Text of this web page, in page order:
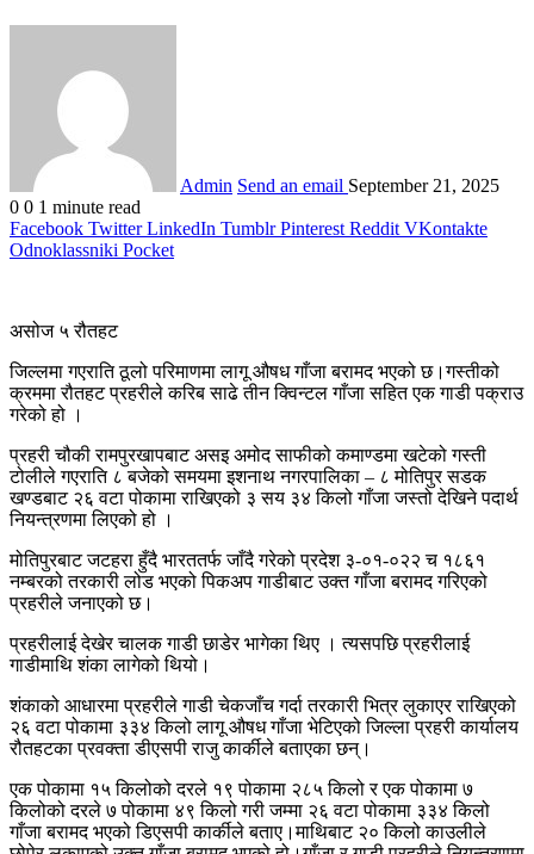
Admin Send an email September 21, 2025
0 0 1 minute read
Facebook Twitter LinkedIn Tumblr Pinterest Reddit VKontakte
Odnoklassniki Pocket
असोज ५ रौतहट
जिल्लमा गएराति ठूलो परिमाणमा लागू औषध गाँजा बरामद भएको छ।गस्तीको
क्रममा रौतहट प्रहरीले करिब साढे तीन क्विन्टल गाँजा सहित एक गाडी पक्राउ
गरेको हो ।
प्रहरी चौकी रामपुरखापबाट असइ अमोद साफीको कमाण्डमा खटेको गस्ती
टोलीले गएराति ८ बजेको समयमा इशनाथ नगरपालिका – ८ मोतिपुर सडक
खण्डबाट २६ वटा पोकामा राखिएको ३ सय ३४ किलो गाँजा जस्तो देखिने पदार्थ
नियन्त्रणमा लिएको हो ।
मोतिपुरबाट जटहरा हुँदै भारततर्फ जाँदै गरेको प्रदेश ३-०१-०२२ च १८६१
नम्बरको तरकारी लोड भएको पिकअप गाडीबाट उक्त गाँजा बरामद गरिएको
प्रहरीले जनाएको छ।
प्रहरीलाई देखेर चालक गाडी छाडेर भागेका थिए । त्यसपछि प्रहरीलाई
गाडीमाथि शंका लागेको थियो।
शंकाको आधारमा प्रहरीले गाडी चेकजाँच गर्दा तरकारी भित्र लुकाएर राखिएको
२६ वटा पोकामा ३३४ किलो लागू औषध गाँजा भेटिएको जिल्ला प्रहरी कार्यालय
रौतहटका प्रवक्ता डीएसपी राजु कार्कीले बताएका छन्।
एक पोकामा १५ किलोको दरले १९ पोकामा २८५ किलो र एक पोकामा ७
किलोको दरले ७ पोकामा ४९ किलो गरी जम्मा २६ वटा पोकामा ३३४ किलो
गाँजा बरामद भएको डिएसपी कार्कीले बताए।माथिबाट २० किलो काउलीले